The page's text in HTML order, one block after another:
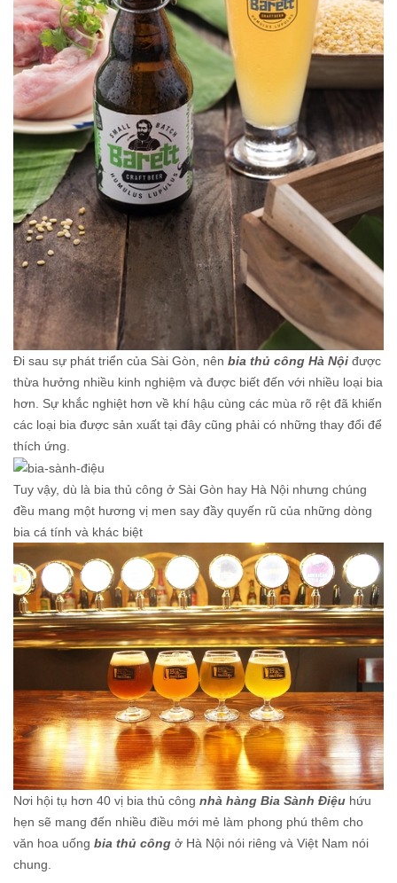
Đi sau sự phát triển của Sài Gòn, nên bia thủ công Hà Nội được
thừa hưởng nhiều kinh nghiệm và được biết đến với nhiều loại bia
hơn. Sự khắc nghiệt hơn về khí hậu cùng các mùa rõ rệt đã khiến
các loại bia được sản xuất tại đây cũng phải có những thay đổi để
thích ứng.
Tuy vậy, dù là bia thủ công ở Sài Gòn hay Hà Nội nhưng chúng
đều mang một hương vị men say đầy quyến rũ của những dòng
bia cá tính và khác biệt
Nơi hội tụ hơn 40 vị bia thủ công nhà hàng Bia Sành Điệu hứu
hẹn sẽ mang đến nhiều điều mới mẻ làm phong phú thêm cho
văn hoa uống bia thủ công ở Hà Nội nói riêng và Việt Nam nói
chung.